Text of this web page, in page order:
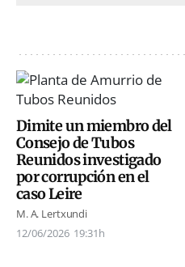
Dimite un miembro del
Consejo de Tubos
Reunidos investigado
por corrupción en el
caso Leire
M. A. Lertxundi
12/06/2026 19:31h